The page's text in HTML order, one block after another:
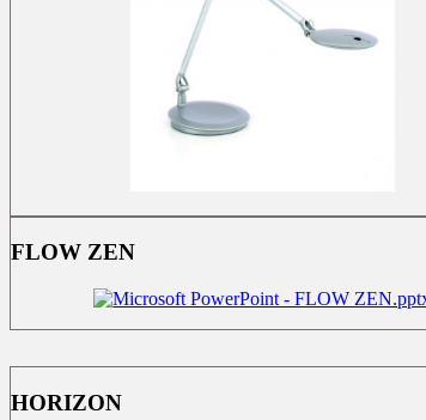
FLOW ZEN
HORIZON